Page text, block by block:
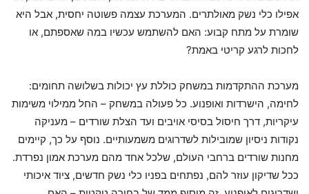
אפילו כלי נשק מאולתרים. המערכת עצמה פשוטה יחסית, אבל היא
שומרת על מתח קבוע: האם להשתמש עכשיו במה שאספתם, או
לחכות לרגע קריטי באמת?
מערכת ההתקדמות במשחק כוללת עץ יכולות בשלושה תחומים:
לחימה, הישרדות ואופנוע. כל פעולה במשחק – החל ממילוי משימות
עיקריות, דרך חיסול בסיסי אויבים ועד הצלת שורדים – מעניקה
נקודות ניסיון שמובילות לשדרוגים משמעותיים. נוסף על כך, קיימים
מחנות שורדים ברחבי העולם, שלכל אחד מהם מערכת אמון נפרדת.
ככל שדיקון עוזר להם, נפתחים בפניו כלי נשק חדשים, ציוד איכותי